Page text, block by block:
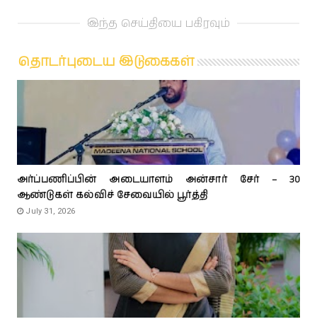
இந்த செய்தியை பகிரவும்
தொடர்புடைய இடுகைகள்
அர்ப்பணிப்பின் அடையாளம் அன்சார் சேர் – 30
ஆண்டுகள் கல்விச் சேவையில் பூர்த்தி
July 31, 2026